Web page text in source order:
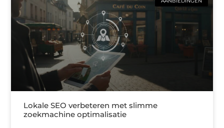
Lokale SEO verbeteren met slimme
zoekmachine optimalisatie